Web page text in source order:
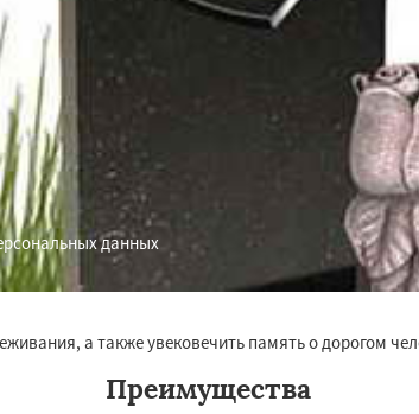
данных
а также увековечить память о дорогом
Преимущества